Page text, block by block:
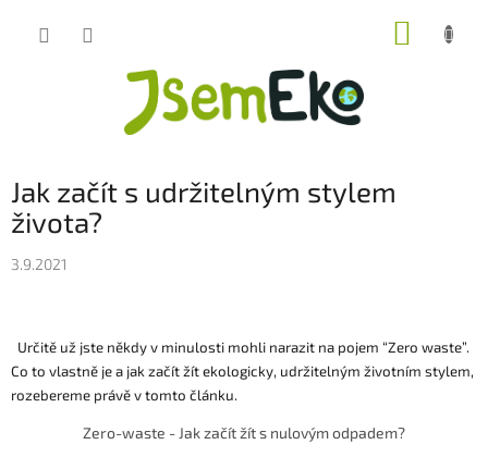
Jak začít s udržitelným stylem
života?
3.9.2021
Určitě už jste někdy v minulosti mohli narazit na pojem “Zero waste”.
Co to vlastně je a jak začít žít ekologicky, udržitelným životním stylem,
rozebereme právě v tomto článku.
Zero-waste - Jak začít žít s nulovým odpadem?